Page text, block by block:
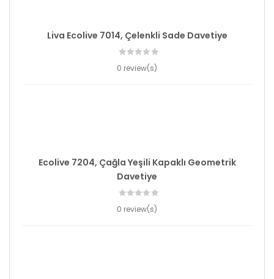
Liva Ecolive 7014, Çelenkli Sade Davetiye
0 review(s)
Ecolive 7204, Çağla Yeşili Kapaklı Geometrik
Davetiye
0 review(s)